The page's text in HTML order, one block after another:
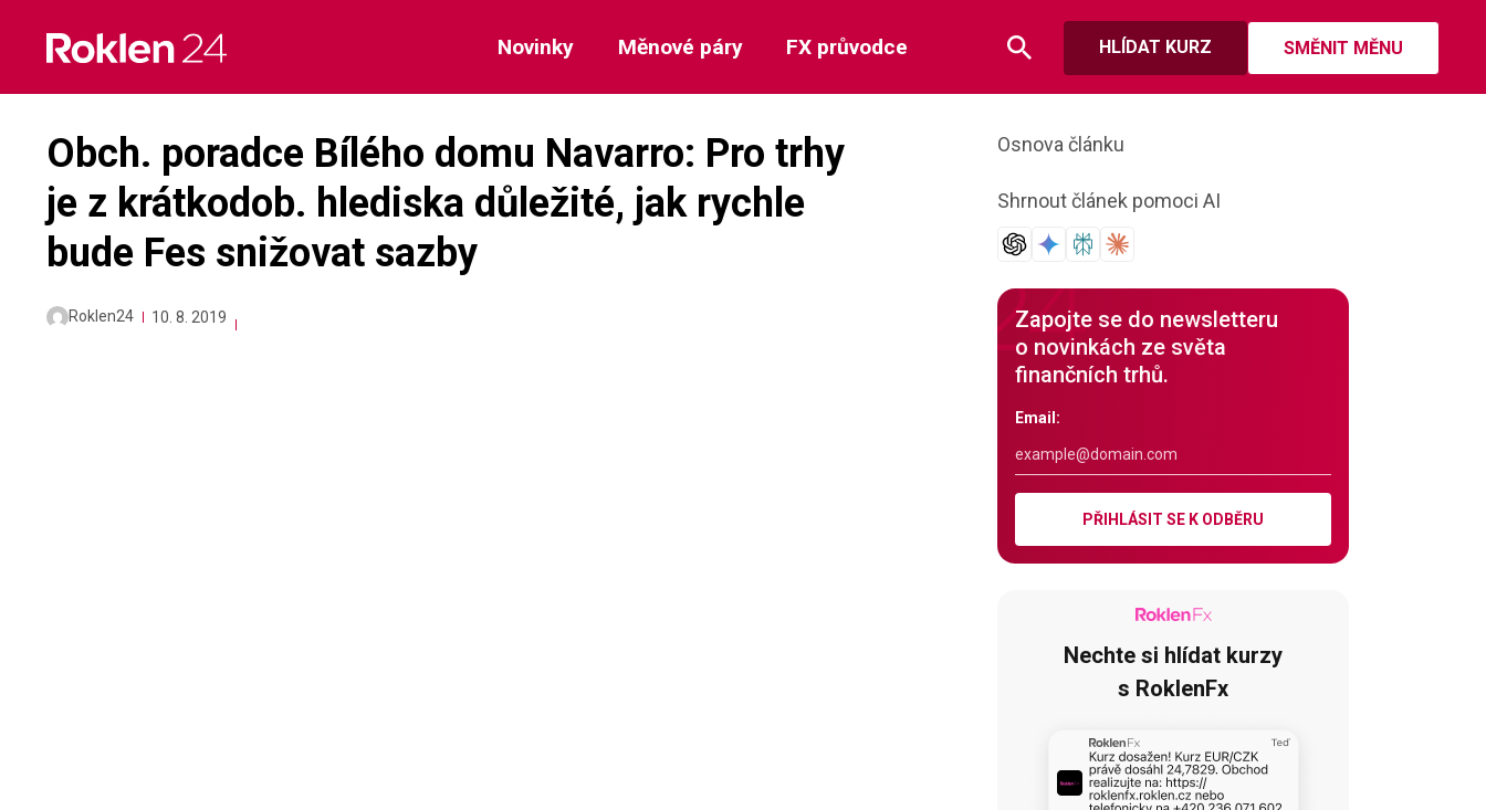
content
HLÍDAT KURZ SMĚNIT MĚNU
Novinky Měnové páry FX průvodce
Obch. poradce Bílého domu Navarro: Pro trhy
je z krátkodob. hlediska důležité, jak rychle
bude Fes snižovat sazby
Roklen24 10. 8. 2019
Osnova článku
Shrnout článek pomoci AI
Zapojte se do newsletteru
o novinkách ze světa
finančních trhů.
Email:
PŘIHLÁSIT SE K ODBĚRU
Nechte si hlídat kurzy
s RoklenFx